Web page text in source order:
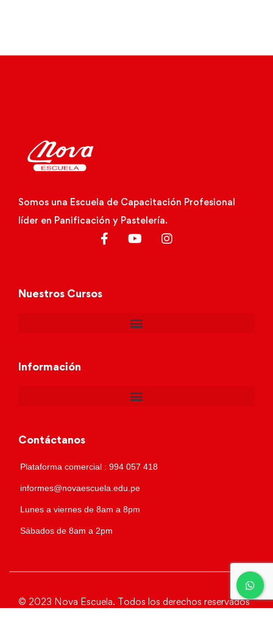
Somos una Escuela de Capacitación Profesional
líder en Panificación y Pastelería.
Nuestros Cursos
Información
Contáctanos
Plataforma comercial : 994 057 418
informes@novaescuela.edu.pe
Lunes a viernes de 8am a 8pm
Sábados de 8am a 2pm
© 2023 Nova Escuela. Todos los derechos reservados